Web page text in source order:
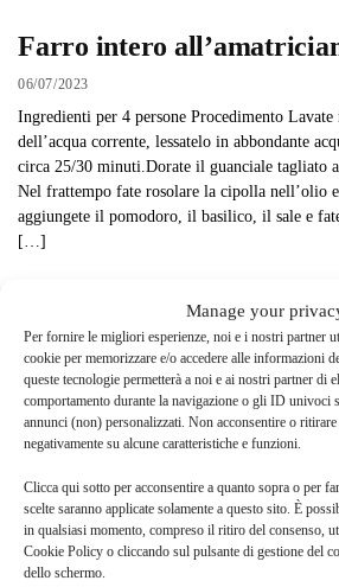
Manage your
Per fornire le migliori esperienze, noi e i nostri partner
cookie per memorizzare e/o accedere alle informazioni
queste tecnologie permetterà a noi e ai nostri partner di
comportamento durante la navigazione o gli ID univoci
annunci (non) personalizzati. Non acconsentire o
negativamente su alcune caratteristiche e funzioni.
Clicca qui sotto per acconsentire a quanto sopra o per
scelte saranno applicate solamente a questo sito. È
in qualsiasi momento, compreso il ritiro del consenso,
Cookie Policy o cliccando sul pulsante di gestione del
dello schermo.
Farro intero
06/07/2023
Ingredienti per 4 persone Procedimento
dell’acqua corrente, lessatelo in abbondante
circa 25/30 minuti.Dorate il guanciale tagliato
Nel frattempo fate rosolare la cipolla nell’olio
aggiungete il pomodoro, il basilico, il sale e
[…]